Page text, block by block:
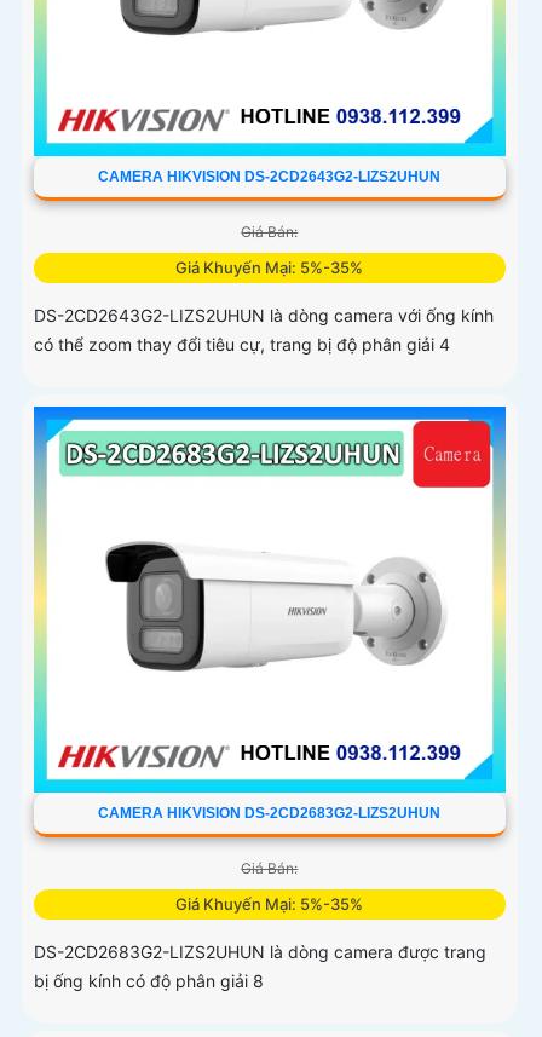
CAMERA HIKVISION DS-2CD2643G2-LIZS2UHUN
Giá Bán:
Giá Khuyến Mại: 5%-35%
DS-2CD2643G2-LIZS2UHUN là dòng camera với ống kính
có thể zoom thay đổi tiêu cự, trang bị độ phân giải 4
CAMERA HIKVISION DS-2CD2683G2-LIZS2UHUN
Giá Bán:
Giá Khuyến Mại: 5%-35%
DS-2CD2683G2-LIZS2UHUN là dòng camera được trang
bị ống kính có độ phân giải 8